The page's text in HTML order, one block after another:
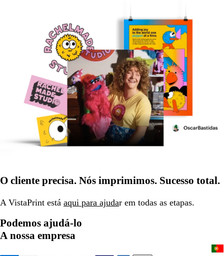
O cliente precisa. Nós imprimimos. Sucesso total.
A VistaPrint está aqui para ajudar em todas as etapas.
Podemos ajudá-lo
A nossa empresa